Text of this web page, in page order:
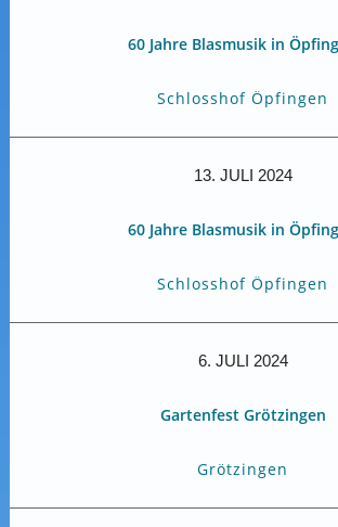
60 Jahre Blasmusik in
Schlosshof Öpfingen
13. JULI 2024
60 Jahre Blasmusik in
Schlosshof Öpfingen
6. JULI 2024
Gartenfest Grötzingen
Grötzingen